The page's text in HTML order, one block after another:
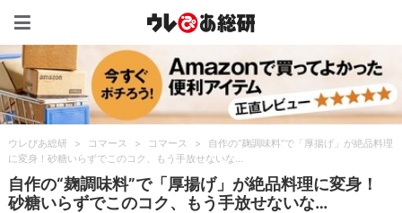
ウレぴあ総研 > コマース > コマース >
自作の“麹調味料”で「厚揚げ」が絶品料理
に変身！砂糖いらずでこのコク、もう手放せないな…
自作の“麹調味料”で「厚揚げ」が絶品料理に変身！
砂糖いらずでこのコク、もう手放せないな…